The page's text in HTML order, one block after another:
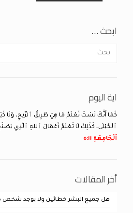
ابحث …
اية اليوم
كَمَا أَنَّكَ لَسْتَ تَعْلَمُ مَا هِيَ طَرِيقُ ٱلرِّيحِ،
ٱلْحُبْلَى، كَذَلِكَ لَا تَعْلَمُ أَعْمَالَ ٱللهِ ٱلَّذِي
اَلْجَامِعَةِ ١١:‏٥
أخر المقالات
هل جميع البشر خطائين ولا يوجد شخص